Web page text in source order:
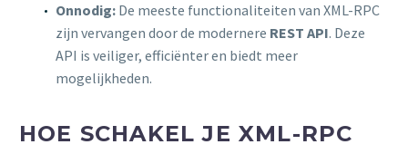
Onnodig: De meeste functionaliteiten van XML-RPC
zijn vervangen door de modernere REST API. Deze
API is veiliger, efficiënter en biedt meer
mogelijkheden.
HOE SCHAKEL JE XML-RPC